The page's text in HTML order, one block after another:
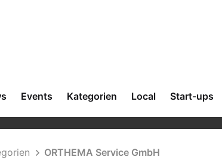
Events Kategorien Local Start-ups
ORTHEMA Service GmbH